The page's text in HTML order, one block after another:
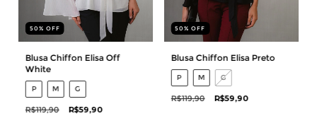
50 % OFF
Blusa Chiffon Elisa Off
White
P M G
R$119,90 R$59,90
50%OFF
Blusa Chiffon Elisa Preto
P M G
R$119,90 R$59,90